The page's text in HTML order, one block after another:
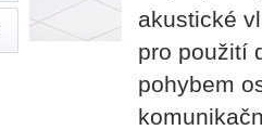
akustické
pro použití
pohybem